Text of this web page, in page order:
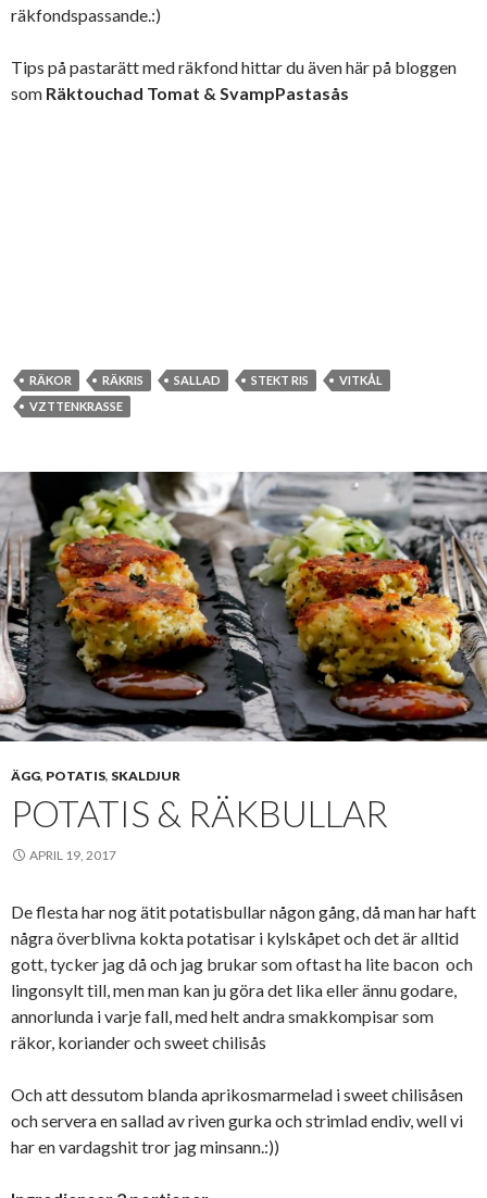
räkfondspassande.:)
Tips på pastarätt med räkfond hittar du även här på bloggen
som Räktouchad Tomat & SvampPastasås
RÄKOR RÄKRIS SALLAD STEKT RIS
VITKÅL
VZTTENKRASSE
ÄGG, POTATIS, SKALDJUR
POTATIS & RÄKBULLAR
APRIL 19, 2017
De flesta har nog ätit potatisbullar någon gång, då man har haft
några överblivna kokta potatisar i kylskåpet och det är alltid
gott, tycker jag då och jag brukar som oftast ha lite bacon och
lingonsylt till, men man kan ju göra det lika eller ännu godare,
annorlunda i varje fall, med helt andra smakkompisar som
räkor, koriander och sweet chilisås
Och att dessutom blanda aprikosmarmelad i sweet chilisåsen
och servera en sallad av riven gurka och strimlad endiv, well vi
har en vardagshit tror jag minsann.:))